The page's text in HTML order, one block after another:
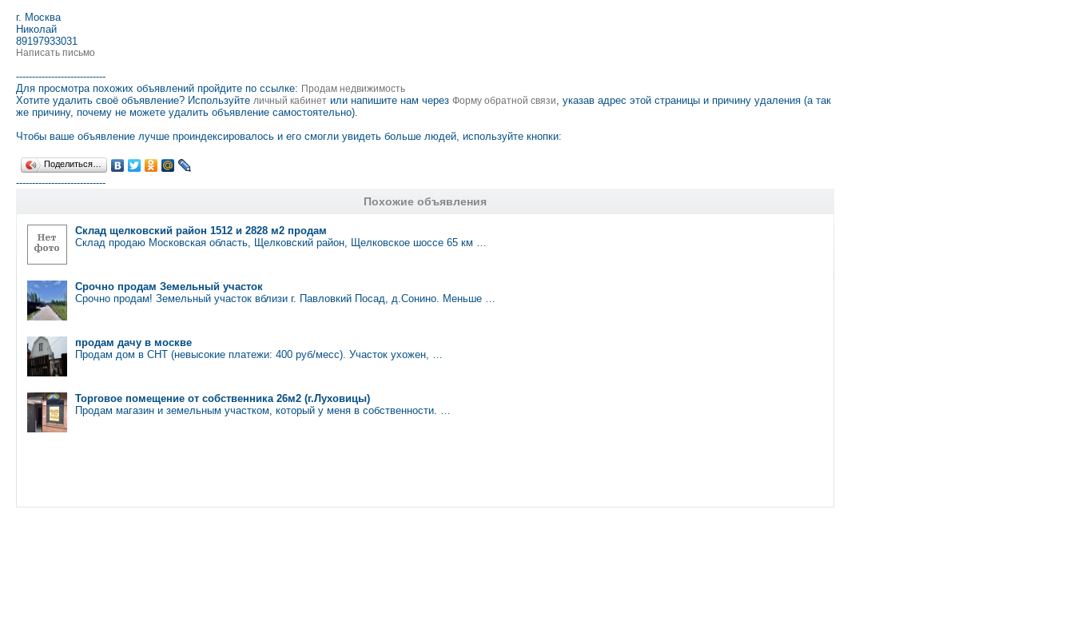
г. Москва
Николай
89197933031
Написать письмо
----------------------------
Для просмотра похожих объявлений пройдите по ссылке: Продам недвижимость
Хотите удалить своё объявление? Используйте личный кабинет или напишите нам через Форму обратной связи, указав адрес этой страницы и причину удаления (а так
же причину, почему не можете удалить объявление самостоятельно).
Чтобы ваше объявление лучше проиндексировалось и его смогли увидеть больше людей, используйте кнопки:
Поделиться…
----------------------------
Похожие объявления
Склад щелковский район 1512 и 2828 м2 продам
Склад продаю Московская область, Щелковский район, Щелковское шоссе 65 км …
Срочно продам Земельный участок
Срочно продам! Земельный участок вблизи г. Павловкий Посад, д.Сонино. Меньше …
продам дачу в москве
Продам дом в СНТ (невысокие платежи: 400 руб/месс). Участок ухожен, …
Торговое помещение от собственника 26м2 (г.Луховицы)
Продам магазин и земельным участком, который у меня в собственности. …